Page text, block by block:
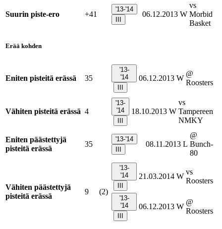
Suurin piste-ero +41
'13-'14
III
06.12.2013 W
vs
Morbid
Basket
Erää kohden
Eniten pisteitä erässä 35
'13-
'14
III
06.12.2013 W
@
Roosters
Vähiten pisteitä erässä 4
'13-
'14
III
18.10.2013 W
vs
Tampereen
NMKY
Eniten päästettyjä
pisteitä erässä
35
'13-'14
III
08.11.2013 L
@
Bunch-
80
Vähiten päästettyjä
pisteitä erässä
9 (2)
'13-
'14
III
21.03.2014 W
vs
Roosters
'13-
'14
III
06.12.2013 W
@
Roosters